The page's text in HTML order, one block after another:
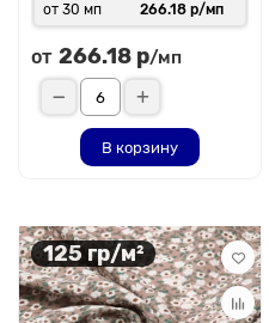
от 30 мп
266.18 р/мп
от 266.18 р/мп
В корзину
125 гр/м²